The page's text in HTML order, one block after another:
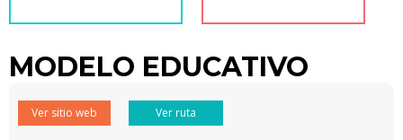
MODELO EDUCATIVO
Ver sitio web Ver ruta